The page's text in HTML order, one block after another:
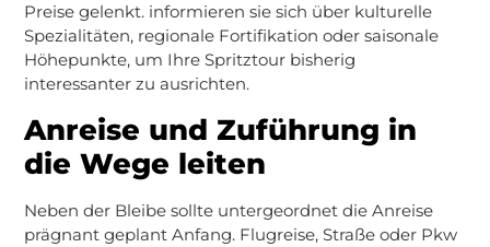
Preise gelenkt. informieren sie sich über kulturelle
Spezialitäten, regionale Fortifikation oder saisonale
Höhepunkte, um Ihre Spritztour bisherig
interessanter zu ausrichten.
Anreise und Zuführung in
die Wege leiten
Neben der Bleibe sollte untergeordnet die Anreise
prägnant geplant Anfang. Flugreise, Straße oder Pkw